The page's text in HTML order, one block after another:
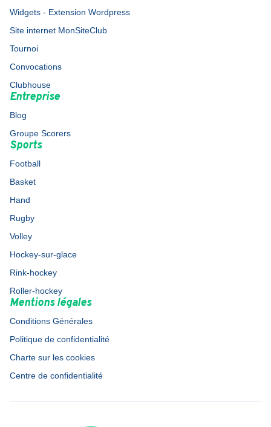
Widgets - Extension Wordpress
Site internet MonSiteClub
Tournoi
Convocations
Clubhouse
Entreprise
Blog
Groupe Scorers
Sports
Football
Basket
Hand
Rugby
Volley
Hockey-sur-glace
Rink-hockey
Roller-hockey
Mentions légales
Conditions Générales
Politique de confidentialité
Charte sur les cookies
Centre de confidentialité